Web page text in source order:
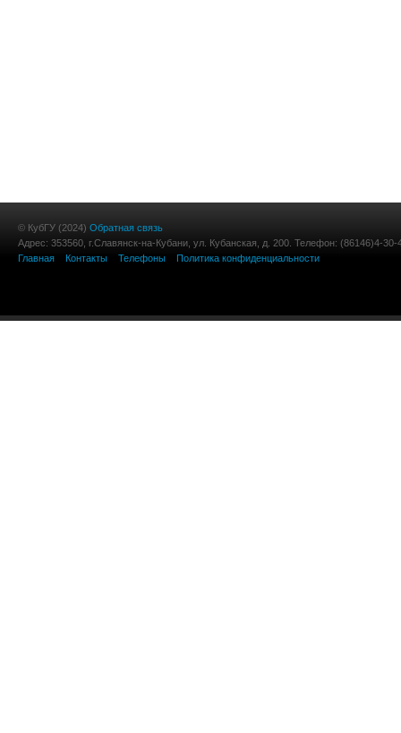
© КубГУ (2024) Обратная связь
Адрес: 353560, г.Славянск-на-Кубани, ул. Кубанская, д. 200. Телефон: (86146)4-30-
Главная
Контакты Телефоны Политика конфиденциальности